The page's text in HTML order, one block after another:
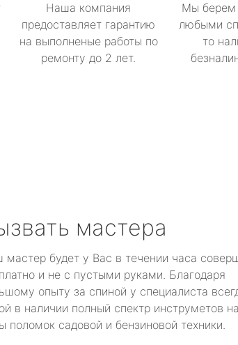
Наша компания
предоставляет гарантию
на выполненые работы по
ремонту до 2 лет.
Мы берем
любыми
то
мастера
мастер будет у Вас в течении часа
и не с пустыми руками. Благодаря
опыту за спиной у специалиста
в наличии полный спектр инструметов
поломок садовой и бензиновой техники.